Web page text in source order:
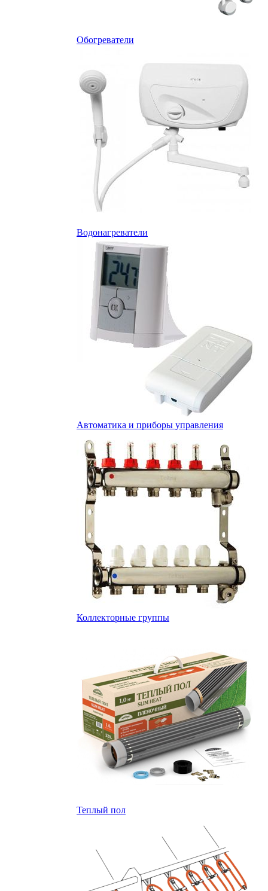
Обогреватели
Водонагреватели
Автоматика и приборы управления
Коллекторные группы
Теплый пол